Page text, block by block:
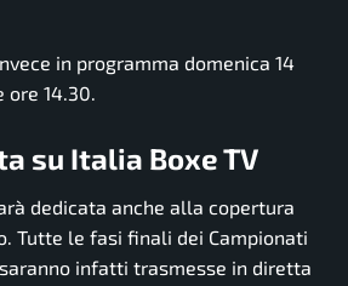
in programma domenica 14
ore 14.30.
su Italia Boxe TV
dedicata anche alla copertura
Tutte le fasi finali dei Campionati
infatti trasmesse in diretta